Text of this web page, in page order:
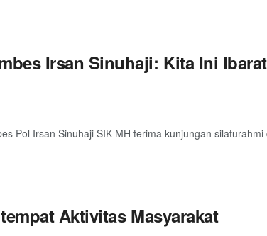
Irsan Sinuhaji: Kita Ini
Pol Irsan Sinuhaji SIK MH terima kunjungan silaturahmi
Aktivitas Masyarakat